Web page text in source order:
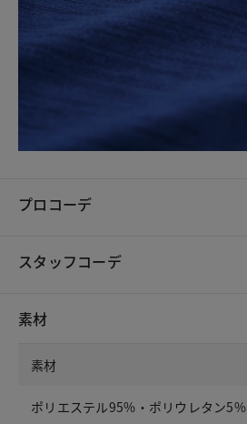
プロコーデ
スタッフコーデ
素材
素材
ポリエステル95%・ポリウレタン5%